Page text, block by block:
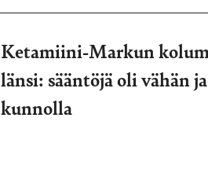
Ketamiini-Markun
länsi: sääntöjä oli vähän
kunnolla